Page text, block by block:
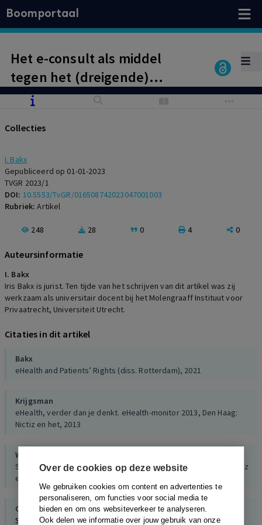
Over de cookies op deze website
We gebruiken cookies om content en advertenties te
personaliseren, om functies voor social media te
bieden en om ons websiteverkeer te analyseren.
Ook delen we informatie over jouw gebruik van onze
Boomportaal
Het e-consult als middel
tegen het (dreigende)
huisartsentekort
Collecties
I. Bakx
Gepubliceerd op 01-01-2023
TVGR 2023/1
DOI: 10.5553/TvGR/016508742023047001003
Rubriek:Artikel
248 28 0 4 0
Auteursinformatie
I. Bakx
Iris Bakx is jurist. Ten tijde van het schrijven van dit artikel was zij
werkzaam als universitair docent bij het Molengraaff Instituut voor
Privaatrecht, Universiteit Utrecht.
Citaties in dit artikel
Bakx
eHealth and Patients’ Rights (diss. Rotterdam), 2021
Krijgsman
eHealth, verder dan je denkt. eHealth-monitor 2013, Den Haag:
Nictiz en het, 2013
Wouters
Samen aan zet! eHealth-monitor 2019, Den Haag en Utrecht: Nictiz
en het, 2019
Oost-Nederland
Stijkel, ‘Huisartsentekort is steeds groter probleem in regio.